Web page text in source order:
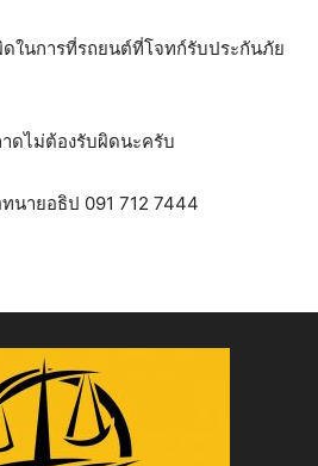
ดในการที่รถยนต์ที่โจทก์รับประกันภัย
ดไม่ต้องรับผิดนะครับ
ายอธิป 091 712 7444